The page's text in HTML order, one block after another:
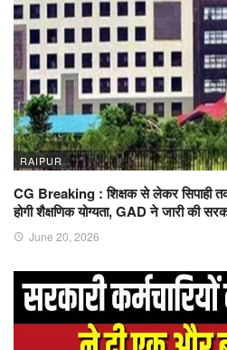
RAIPUR
CG Breaking : शिक्षक से लेकर सिपाही
होगी शैक्षणिक योग्यता, GAD ने जारी की
June 20, 2026